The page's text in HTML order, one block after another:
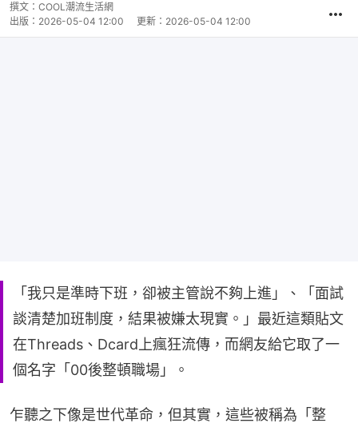
撰文： COOL潮流生活網
出版： 2026-05-04 12:00 更新： 2026-05-04 12:00
「我只是準時下班，卻被主管說不夠上進」、「面試
談清楚加班制度，結果被嫌太現實。」最近這類貼文
在Threads、Dcard上瘋狂流傳，而網友給它取了一
個名字「00後整頓職場」。
乍聽之下像是世代革命，但其實，這些被稱為「整